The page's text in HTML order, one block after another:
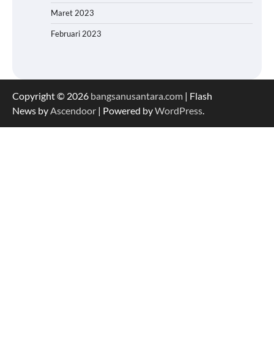
Maret 2023
Februari 2023
Copyright © 2026 bangsanusantara.com | Flash
News byAscendoor | Powered byWordPress.